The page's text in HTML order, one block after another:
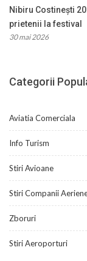
Nibiru Costinești
prietenii la festival
30 mai 2026
Categorii
Aviatia Comerciala
Info Turism
Stiri Avioane
Stiri Companii
Zboruri
Stiri Aeroporturi